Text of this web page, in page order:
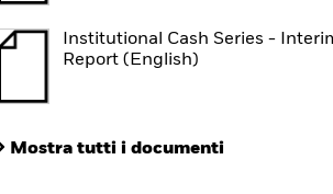
Institutional Cash Series -
Report (English)
Mostra tutti i documenti